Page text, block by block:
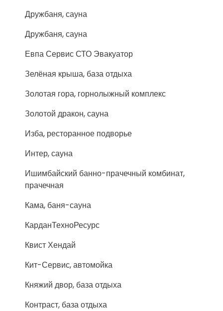
Дружбаня, сауна
Дружбаня, сауна
Евпа Сервис СТО Эвакуатор
Зелёная крыша, база отдыха
Золотая гора, горнолыжный комплекс
Золотой дракон, сауна
Изба, ресторанное подворье
Интер, сауна
Ишимбайский банно-прачечный комбинат,
прачечная
Кама, баня-сауна
КарданТехноРесурс
Квист Хендай
Кит-Сервис, автомойка
Княжий двор, база отдыха
Контраст, база отдыха